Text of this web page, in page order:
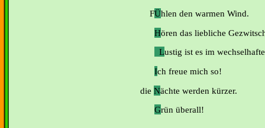
FÜhlen den warmen Wind.
Hören das liebliche
Lustig ist es im
Ich freue mich so!
die Nächte werden kürzer.
Grün überall!